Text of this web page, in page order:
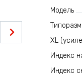
Модель
XL
Индекс
Индекс